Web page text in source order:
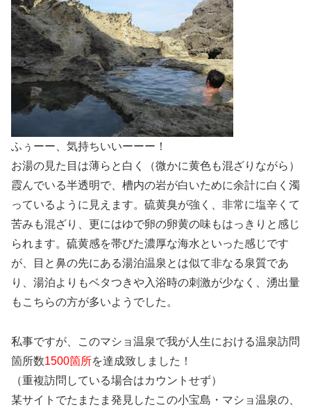
ふぅーー、気持ちいいーーー！
お湯の見た目は薄らと白く（微かに黄色も混ざりながら）
霞んでいる半透明で、槽内の岩が白いために余計に白く濁
っているように見えます。硫黄臭が強く、非常に塩辛くて
苦みも混ざり、更にはゆで卵の卵黄の味もはっきりと感じ
られます。硫黄感を帯びた濃厚な海水といった感じです
が、目と鼻の先にある湯泊温泉とは似て非なる泉質であ
り、湯泊よりもベタつきや入浴時の刺激が少なく、湧出量
もこちらの方が多いようでした。
私事ですが、このマショ温泉で我が人生における温泉訪問
箇所数1500箇所を達成致しました！
（重複訪問している場合はカウントせず）
某サイトでたまたま発見したこの小宝島・マショ温泉の、